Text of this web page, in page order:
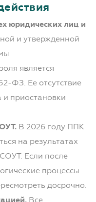
юридических лиц и
и утвержденной
является
ФЗ. Ее отсутствие
приостановки
В 2026 году ППК
на результатах
Если после
процессы
досрочно.
Все